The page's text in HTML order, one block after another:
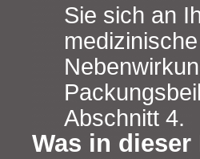
Sie sich an
Abschnitt 4.
Was in